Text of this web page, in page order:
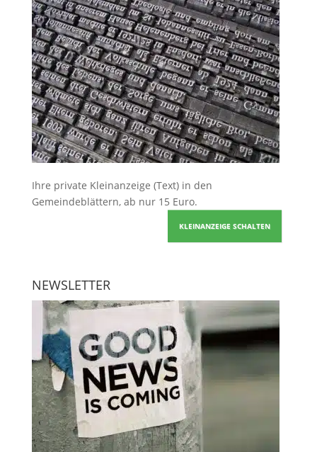
Ihre private Kleinanzeige (Text) in den
Gemeindeblättern, ab nur 15 Euro.
KLEINANZEIGE SCHALTEN
NEWSLETTER